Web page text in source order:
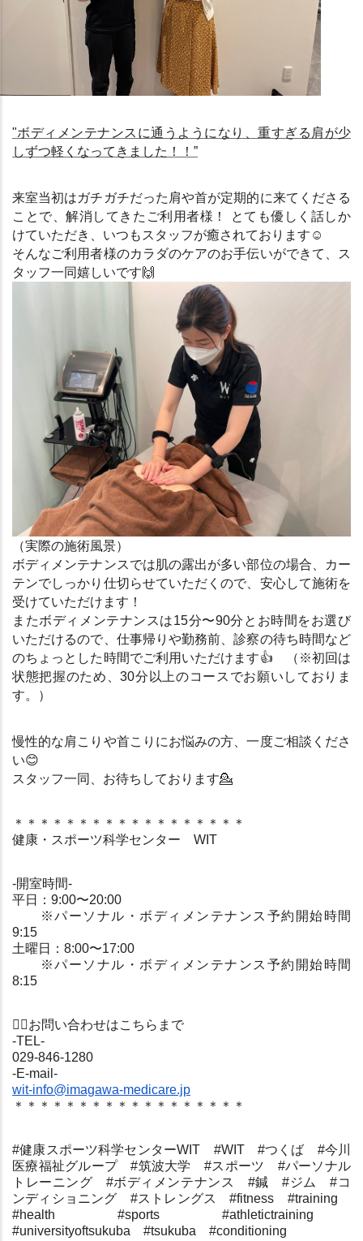
"ボディメンテナンスに通うようになり、重すぎる肩が少
しずつ軽くなってきました！！”
来室当初はガチガチだった肩や首が定期的に来てくださる
ことで、解消してきたご利用者様！ とても優しく話しか
けていただき、いつもスタッフが癒されております ☺
そんなご利用者様のカラダのケアのお手伝いができて、ス
タッフ一同嬉しいです 🙌
（実際の施術風景）
ボディメンテナンスでは肌の露出が多い部位の場合、カー
テンでしっかり仕切らせていただくので、安心して施術を
受けていただけます！
またボディメンテナンスは15分〜90分とお時間をお選び
いただけるので、仕事帰りや勤務前、診察の待ち時間など
のちょっとした時間でご利用いただけます👍 （※初回は
状態把握のため、30分以上のコースでお願いしておりま
す。）
慢性的な肩こりや首こりにお悩みの方、一度ご相談くださ
い😊
スタッフ一同、お待ちしております💁
＊＊＊＊＊＊＊＊＊＊＊＊＊＊＊＊＊＊
健康・スポーツ科学センター　WIT
-開室時間-
平日：9:00〜20:00
※パーソナル・ボディメンテナンス予約開始時間
9:15
土曜日：8:00〜17:00
※パーソナル・ボディメンテナンス予約開始時間
8:15
💁‍♀️‍お問い合わせはこちらまで
-TEL-
029-846-1280
-E-mail-
wit-info@imagawa-medicare.jp
＊＊＊＊＊＊＊＊＊＊＊＊＊＊＊＊＊＊
#健康スポーツ科学センターWIT　#WIT　#つくば　#今川
医療福祉グループ　#筑波大学　#スポーツ　#パーソナル
トレーニング　#ボディメンテナンス　#鍼　#ジム　#コ
ンディショニング　#ストレングス　#fitness　#training
#health　#sports　#athletictraining
#universityoftsukuba　#tsukuba　#conditioning